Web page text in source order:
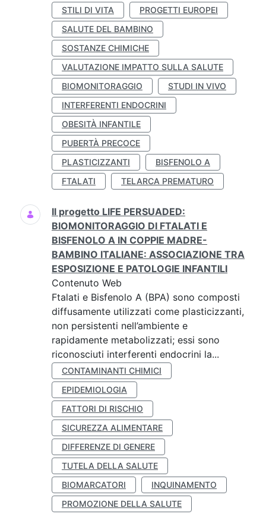
STILI DI VITA
PROGETTI EUROPEI
SALUTE DEL BAMBINO
SOSTANZE CHIMICHE
VALUTAZIONE IMPATTO SULLA SALUTE
BIOMONITORAGGIO
STUDI IN VIVO
INTERFERENTI ENDOCRINI
OBESITÀ INFANTILE
PUBERTÀ PRECOCE
PLASTICIZZANTI
BISFENOLO A
FTALATI
TELARCA PREMATURO
Il progetto LIFE PERSUADED:
BIOMONITORAGGIO DI FTALATI E
BISFENOLO A IN COPPIE MADRE-
BAMBINO ITALIANE: ASSOCIAZIONE TRA
ESPOSIZIONE E PATOLOGIE INFANTILI
Contenuto Web
Ftalati e Bisfenolo A (BPA) sono composti
diffusamente utilizzati come plasticizzanti,
non persistenti nell’ambiente e
rapidamente metabolizzati; essi sono
riconosciuti interferenti endocrini la...
CONTAMINANTI CHIMICI
EPIDEMIOLOGIA
FATTORI DI RISCHIO
SICUREZZA ALIMENTARE
DIFFERENZE DI GENERE
TUTELA DELLA SALUTE
BIOMARCATORI
INQUINAMENTO
PROMOZIONE DELLA SALUTE